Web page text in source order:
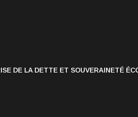
DE LA DETTE ET SOUVERAINETÉ